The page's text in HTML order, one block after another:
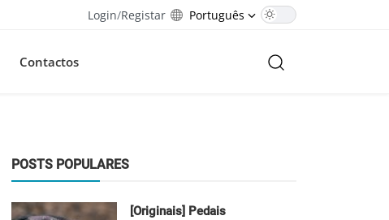
Login/Registar Português
Contactos
POSTS POPULARES
[Originais] Pedais